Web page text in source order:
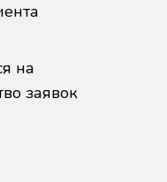
на
заявок